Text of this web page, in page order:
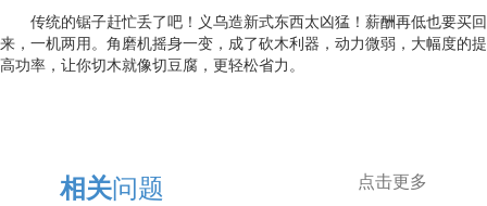
传统的锯子赶忙丢了吧！义乌造新式东西太凶猛！薪酬再低也要买回
来，一机两用。角磨机摇身一变，成了砍木利器，动力微弱，大幅度的提
高功率，让你切木就像切豆腐，更轻松省力。
相关问题 点击更多